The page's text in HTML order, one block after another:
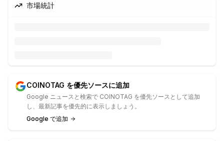
市場統計
COINOTAG を優先ソースに追加
Google ニュースと検索で COINOTAG を優先ソースとして追加
し、最新記事を優先的に表示しましょう。
Google で追加